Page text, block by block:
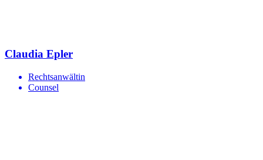
Claudia Epler
Rechtsanwältin
Counsel